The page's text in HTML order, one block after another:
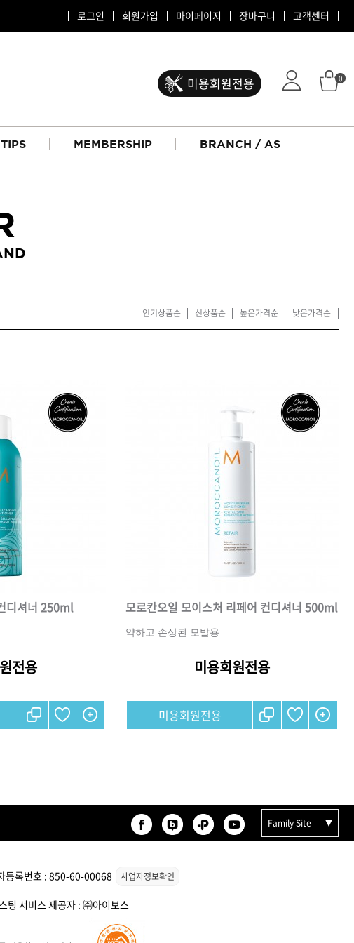
고객센터
장바구니
마이페이지
회원가입
로그인
미용회원전용 0
MEMBERSHIP BRANCH / AS
리버시
카미시
스처 리페어
모로칸오일 인텐스 하이드레
이팅 마스크 250ml
리버시 토닉
원
ATS 스타일뮤즈 샤이니 홀딩
인기상품순 신상품순 높은가격순 낮은가격순
디셔너 250ml
전용
모로칸오일 모이스처 리페어 컨디셔너 500ml
약하고 손상된 모발용
미용회원전용
미용회원전용
Family Site
등록번호 : 850-60-00068 사업자정보확인
서비스 제공자 : ㈜아이보스